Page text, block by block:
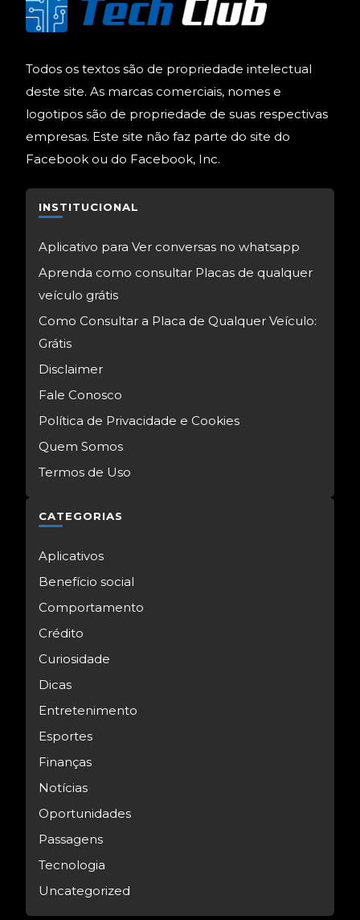
Todos os textos são de propriedade intelectual
deste site. As marcas comerciais, nomes e
logotipos são de propriedade de suas respectivas
empresas. Este site não faz parte do site do
Facebook ou do Facebook, Inc.
INSTITUCIONAL
Aplicativo para Ver conversas no whatsapp
Aprenda como consultar Placas de qualquer
veículo grátis
Como Consultar a Placa de Qualquer Veículo:
Grátis
Disclaimer
Fale Conosco
Política de Privacidade e Cookies
Quem Somos
Termos de Uso
CATEGORIAS
Aplicativos
Benefício social
Comportamento
Crédito
Curiosidade
Dicas
Entretenimento
Esportes
Finanças
Notícias
Oportunidades
Passagens
Tecnologia
Uncategorized